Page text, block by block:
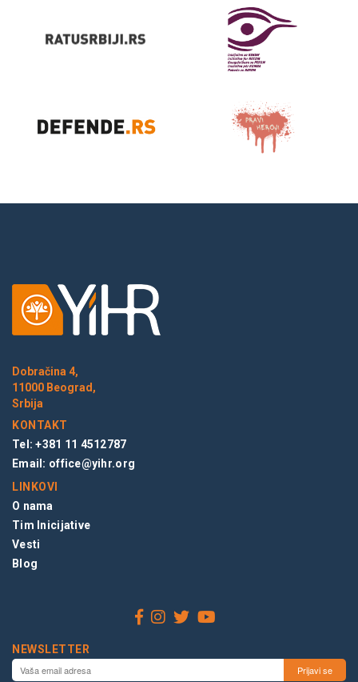
Dobračina 4,
11000 Beograd,
Srbija
KONTAKT
Tel: +381 11 4512787
Email: office@yihr.org
LINKOVI
O nama
Tim Inicijative
Vesti
Blog
NEWSLETTER